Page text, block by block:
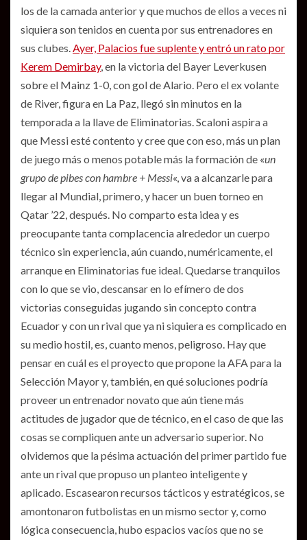
los de la camada anterior y que muchos de ellos a veces ni
siquiera son tenidos en cuenta por sus entrenadores en
sus clubes. Ayer, Palacios fue suplente y entró un rato por
Kerem Demirbay, en la victoria del Bayer Leverkusen
sobre el Mainz 1-0, con gol de Alario. Pero el ex volante
de River, figura en La Paz, llegó sin minutos en la
temporada a la llave de Eliminatorias. Scaloni aspira a
que Messi esté contento y cree que con eso, más un plan
de juego más o menos potable más la formación de «un
grupo de pibes con hambre + Messi«, va a alcanzarle para
llegar al Mundial, primero, y hacer un buen torneo en
Qatar ’22, después. No comparto esta idea y es
preocupante tanta complacencia alrededor un cuerpo
técnico sin experiencia, aún cuando, numéricamente, el
arranque en Eliminatorias fue ideal. Quedarse tranquilos
con lo que se vio, descansar en lo efímero de dos
victorias conseguidas jugando sin concepto contra
Ecuador y con un rival que ya ni siquiera es complicado en
su medio hostil, es, cuanto menos, peligroso. Hay que
pensar en cuál es el proyecto que propone la AFA para la
Selección Mayor y, también, en qué soluciones podría
proveer un entrenador novato que aún tiene más
actitudes de jugador que de técnico, en el caso de que las
cosas se compliquen ante un adversario superior. No
olvidemos que la pésima actuación del primer partido fue
ante un rival que propuso un planteo inteligente y
aplicado. Escasearon recursos tácticos y estratégicos, se
amontonaron futbolistas en un mismo sector y, como
lógica consecuencia, hubo espacios vacíos que no se